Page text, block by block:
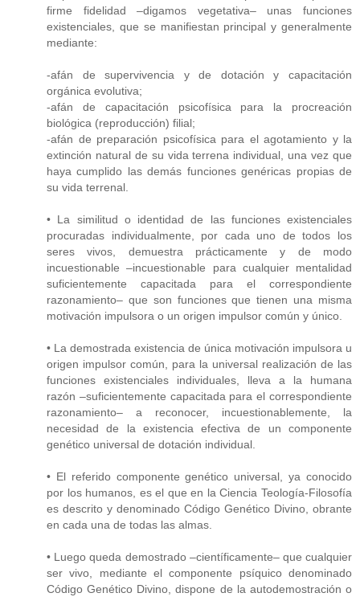
firme fidelidad –digamos vegetativa– unas funciones
existenciales, que se manifiestan principal y generalmente
mediante:
-afán de supervivencia y de dotación y capacitación
orgánica evolutiva;
-afán de capacitación psicofísica para la procreación
biológica (reproducción) filial;
-afán de preparación psicofísica para el agotamiento y la
extinción natural de su vida terrena individual, una vez que
haya cumplido las demás funciones genéricas propias de
su vida terrenal.
• La similitud o identidad de las funciones existenciales
procuradas individualmente, por cada uno de todos los
seres vivos, demuestra prácticamente y de modo
incuestionable –incuestionable para cualquier mentalidad
suficientemente capacitada para el correspondiente
razonamiento– que son funciones que tienen una misma
motivación impulsora o un origen impulsor común y único.
• La demostrada existencia de única motivación impulsora u
origen impulsor común, para la universal realización de las
funciones existenciales individuales, lleva a la humana
razón –suficientemente capacitada para el correspondiente
razonamiento– a reconocer, incuestionablemente, la
necesidad de la existencia efectiva de un componente
genético universal de dotación individual.
• El referido componente genético universal, ya conocido
por los humanos, es el que en la Ciencia Teología-Filosofía
es descrito y denominado Código Genético Divino, obrante
en cada una de todas las almas.
• Luego queda demostrado –científicamente– que cualquier
ser vivo, mediante el componente psíquico denominado
Código Genético Divino, dispone de la autodemostración o